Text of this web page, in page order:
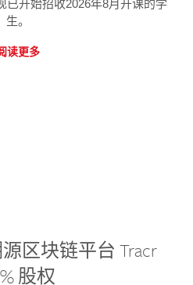
已开始招收2026年8月开课的学
生。
读更多
区块链平台 Tracr
股权